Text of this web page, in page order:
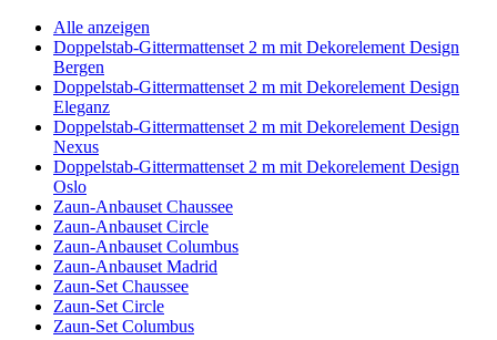
Alle anzeigen
Doppelstab-Gittermattenset 2 m mit Dekorelement Design
Bergen
Doppelstab-Gittermattenset 2 m mit Dekorelement Design
Eleganz
Doppelstab-Gittermattenset 2 m mit Dekorelement Design
Nexus
Doppelstab-Gittermattenset 2 m mit Dekorelement Design
Oslo
Zaun-Anbauset Chaussee
Zaun-Anbauset Circle
Zaun-Anbauset Columbus
Zaun-Anbauset Madrid
Zaun-Set Chaussee
Zaun-Set Circle
Zaun-Set Columbus